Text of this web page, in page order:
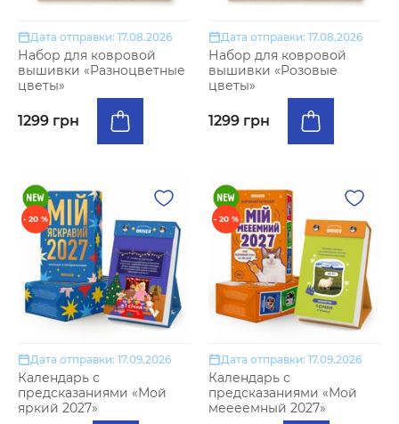
Дата отправки: 17.08.2026
Набор для ковровой
вышивки «Разноцветные
цветы»
1299 грн
Дата отправки: 17.08.2026
Набор для ковровой
вышивки «Розовые
цветы»
1299 грн
- 20 %
Дата отправки: 17.09.2026
Календарь с
предсказаниями «Мой
яркий 2027»
- 20 %
Дата отправки: 17.09.2026
Календарь с
предсказаниями «Мой
меееемный 2027»